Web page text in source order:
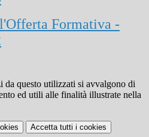
Formativa -
da questo utilizzati si avvalgono di
ed utili alle finalità illustrate nella
Accetta tutti i cookies